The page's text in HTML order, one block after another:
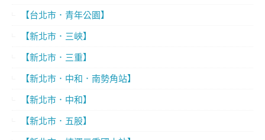
【台北市．青年公園】
【新北市．三峽】
【新北市．三重】
【新北市．中和．南勢角站】
【新北市．中和】
【新北市．五股】